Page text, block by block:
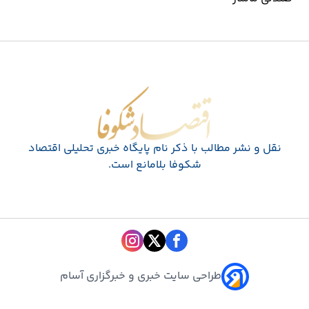
اقتصاد شکوفا
نقل و نشر مطالب با ذکر نام پايگاه خبری تحليلی اقتصاد
شکوفا بلامانع است.
طراحی سایت خبری و خبرگزاری آسام